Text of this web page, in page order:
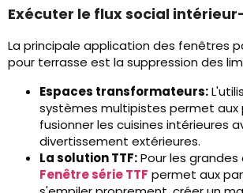
Exécuter le flux social
La principale application des fenêtres
pour terrasse est la suppression des
Espaces transformateurs:
systèmes multipistes permet aux
fusionner les cuisines intérieures
divertissement extérieures.
La solution TTF:Pour les grandes
Fenêtre série TTF permet aux